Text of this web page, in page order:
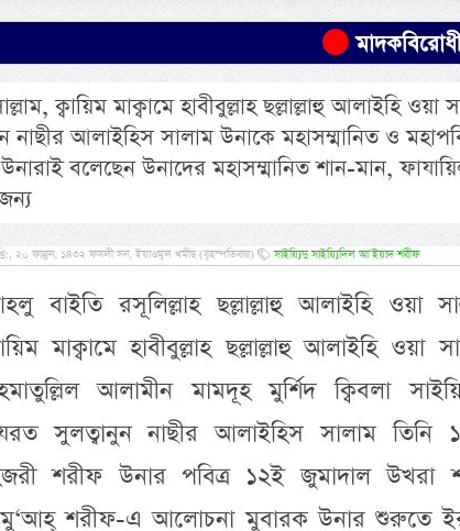
মাদকবিরোধী
ক্বায়িম মাক্বামে হাবীবুল্লাহ ছল্লাল্লাহু আলাইহি ওয়া
নাছীর আলাইহিস সালাম উনাকে মহাসম্মানিত ও
বলেছেন উনাদের মহাসম্মানিত শান-মান,
২০ ফাল্গুন, ১৪৩২ ফসলী সন, ইয়াওমুল খমীছ (বৃহস্পতিবার) সাইয়্যিদু সাইয়্যিদিল আ’ইয়াদ শরীফ
বাইতি রসূলিল্লাহ ছল্লাল্লাহু আলাইহি ওয়া
মাক্বামে হাবীবুল্লাহ ছল্লাল্লাহু আলাইহি ওয়া
আলামীন মামদূহ মুর্শিদ ক্বিবলা
সুলত্বানুন নাছীর আলাইহিস সালাম তিনি
শরীফ উনার পবিত্র ১২ই জুমাদাল উখরা
শরীফ-এ আলোচনা মুবারক উনার শুরুতে